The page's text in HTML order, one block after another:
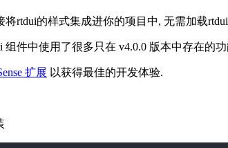
将rtdui的样式集成进你的项目中, 无需加载rtdui
组件中使用了很多只在 v4.0.0 版本中存在的功
扩展 以获得最佳的开发体验.